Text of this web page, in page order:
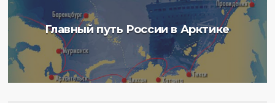
Главный путь России в Арктике